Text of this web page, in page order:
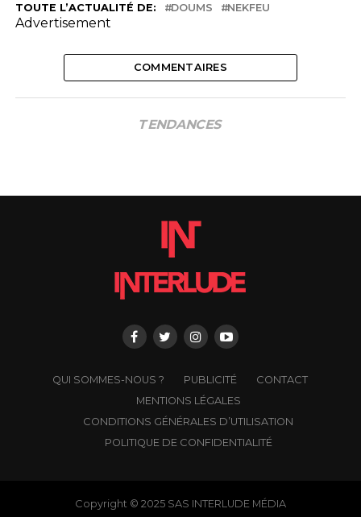
TOUTE L’ACTUALITÉ DE: DOUMS NEKFEU
Advertisement
COMMENTAIRES
TENDANCES
QUI SOMMES-NOUS ? PUBLICITÉ
CONTACT
MENTIONS LÉGALES
CONDITIONS GÉNÉRALES D’UTILISATION
POLITIQUE DE CONFIDENTIALITÉ
Copyright © 2025 SAS INTERLUDE MÉDIA